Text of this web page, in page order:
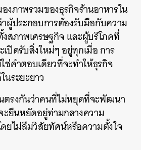
งภาพรวมของธุรกิจร้านอาหารใน
ผู้ประกอบการต้องรับมือกับความ
สภาพเศรษฐกิจ และผู้บริโภคที่
ปิดรับสิ่งใหม่ๆ อยู่ทุกเมื่อ การ
ช่คำตอบเดียวที่จะทำให้ธุรกิจ
นระยะยาว
ตรงกันว่าคนที่ไม่หยุดที่จะพัฒนา
ะยืนหยัดอยู่ท่ามกลางความ
ยไม่ลืมวิสัยทัศน์หรือความตั้งใจ